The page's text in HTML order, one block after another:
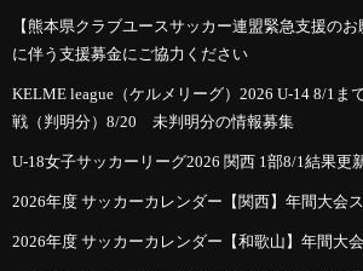
【熊本県クラブユースサッカー連盟緊急支援の
に伴う支援募金にご協力ください
KELME league（ケルメリーグ）2026 U-14 8/1ま
戦（判明分）8/20 未判明分の情報募集
U-18女子サッカーリーグ2026 関西 1部8/1結果更
2026年度 サッカーカレンダー【関西】年間大会
2026年度 サッカーカレンダー【和歌山】年間大